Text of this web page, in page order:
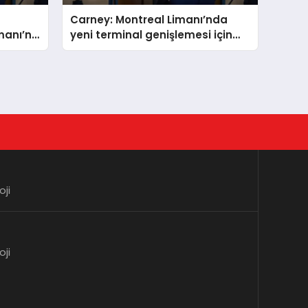
Carney: Montreal Limanı’nda
yeni terminal genişlemesi için
temel atmaya başlıyoruz